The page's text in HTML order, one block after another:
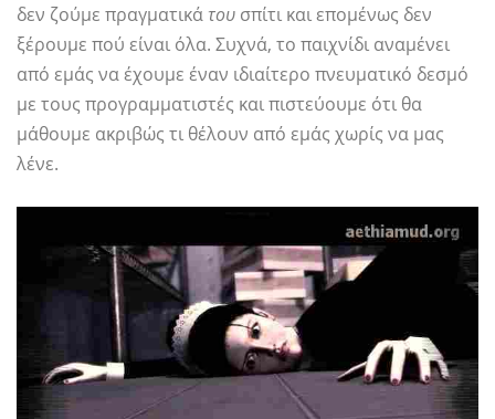
δεν ζούμε πραγματικά του σπίτι και επομένως δεν
ξέρουμε πού είναι όλα. Συχνά, το παιχνίδι αναμένει
από εμάς να έχουμε έναν ιδιαίτερο πνευματικό δεσμό
με τους προγραμματιστές και πιστεύουμε ότι θα
μάθουμε ακριβώς τι θέλουν από εμάς χωρίς να μας
λένε.